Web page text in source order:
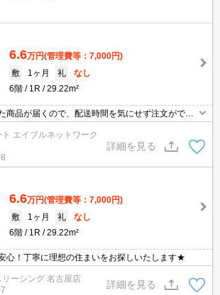
6.6万円(管理費等：7,000円)
敷
1ヶ月 礼
なし
6階
1R 29.22m²
商品が届くので、配送時間を気にせず注文ができ
共用部に付いています。セキュリティ面は、TVイ
トロックなど充実しているので安心して生活でき
浴室乾燥機・洗面化粧台など充実した設備を備え
エイブルネットワーク
詳細を見る
6.6万円(管理費等：7,000円)
敷
1ヶ月 礼
なし
6階
1R 29.22m²
心！丁寧に理想の住まいをお探しいたします★
ーシング 名古屋店
詳細を見る